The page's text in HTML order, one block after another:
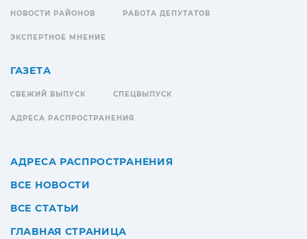
НОВОСТИ РАЙОНОВ РАБОТА ДЕПУТАТОВ
ЭКСПЕРТНОЕ МНЕНИЕ
ГАЗЕТА
СВЕЖИЙ ВЫПУСК СПЕЦВЫПУСК
АДРЕСА РАСПРОСТРАНЕНИЯ
АДРЕСА РАСПРОСТРАНЕНИЯ
ВСЕ НОВОСТИ
ВСЕ СТАТЬИ
ГЛАВНАЯ СТРАНИЦА